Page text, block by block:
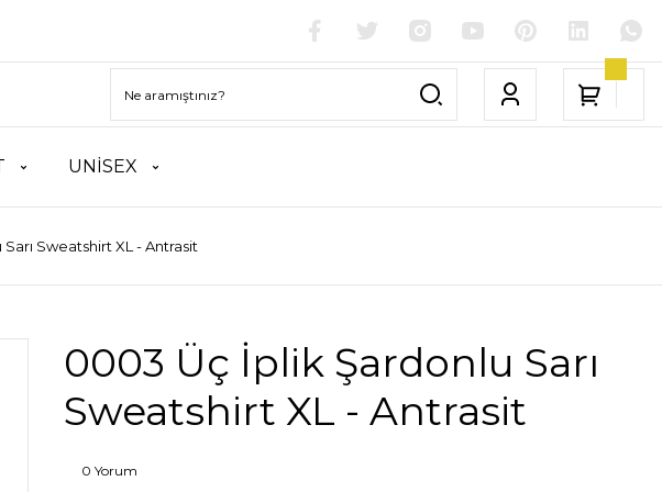
UNİSEX
Sweatshirt XL - Antrasit
0003 Üç İplik Şardonlu Sarı
Sweatshirt XL - Antrasit
0 Yorum